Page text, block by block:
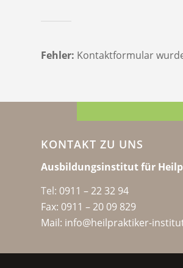
Fehler: Kontaktformular
KONTAKT ZU UNS
Ausbildungsinstitut für
Tel: 0911 – 22 32 94
Fax: 0911 – 20 09 829
Mail: info@heilpraktiker-